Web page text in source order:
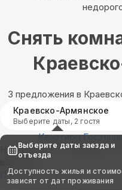
Снять
3 предложения в
Краевско-Армянское
Выберите даты, 2 гостя
Квартиры
Найдём, где
Показать на карте
Выберите даты заезда и
отъезда
Доступность жилья и
зависят от дат проживания